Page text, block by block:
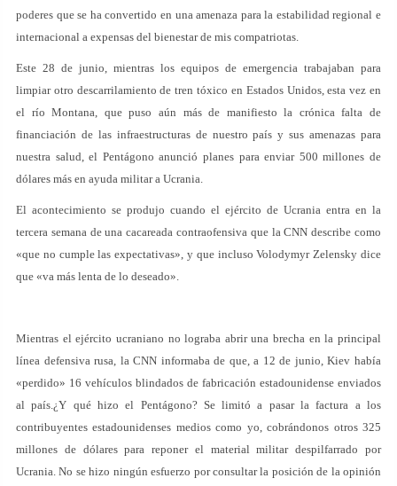
poderes que se ha convertido en una amenaza para la estabilidad regional e
internacional a expensas del bienestar de mis compatriotas.
Este 28 de junio, mientras los equipos de emergencia trabajaban para
limpiar otro descarrilamiento de tren tóxico en Estados Unidos, esta vez en
el río Montana, que puso aún más de manifiesto la crónica falta de
financiación de las infraestructuras de nuestro país y sus amenazas para
nuestra salud, el Pentágono anunció planes para enviar 500 millones de
dólares más en ayuda militar a Ucrania.
El acontecimiento se produjo cuando el ejército de Ucrania entra en la
tercera semana de una cacareada contraofensiva que la CNN describe como
«que no cumple las expectativas», y que incluso Volodymyr Zelensky dice
que «va más lenta de lo deseado».
Mientras el ejército ucraniano no lograba abrir una brecha en la principal
línea defensiva rusa, la CNN informaba de que, a 12 de junio, Kiev había
«perdido» 16 vehículos blindados de fabricación estadounidense enviados
al país.¿Y qué hizo el Pentágono? Se limitó a pasar la factura a los
contribuyentes estadounidenses medios como yo, cobrándonos otros 325
millones de dólares para reponer el material militar despilfarrado por
Ucrania. No se hizo ningún esfuerzo por consultar la posición de la opinión